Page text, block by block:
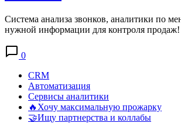
Система анализа звонков, аналитики по
нужной информации для контроля продаж!
0
CRM
Автоматизация
Сервисы аналитики
🔥Хочу максимальную прожарку
🤝Ищу партнерства и коллабы